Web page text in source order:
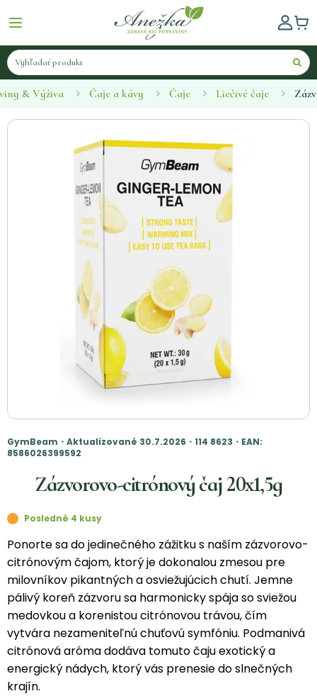
& Výživa Čaje a kávy Čaje Liečivé čaje
GymBeam・Aktualizované 30.7.2026・114 8623・EAN:
8586026399592
Zázvorovo-citrónový čaj 20x1,5g
Posledné 4 kusy
Ponorte sa do jedinečného zážitku s naším zázvorovo-
citrónovým čajom, ktorý je dokonalou zmesou pre
milovníkov pikantných a osviežujúcich chutí. Jemne
pálivý koreň zázvoru sa harmonicky spája so sviežou
medovkou a korenistou citrónovou trávou, čím
vytvára nezameniteľnú chuťovú symfóniu. Podmanivá
citrónová aróma dodáva tomuto čaju exotický a
energický nádych, ktorý vás prenesie do slnečných
krajín.